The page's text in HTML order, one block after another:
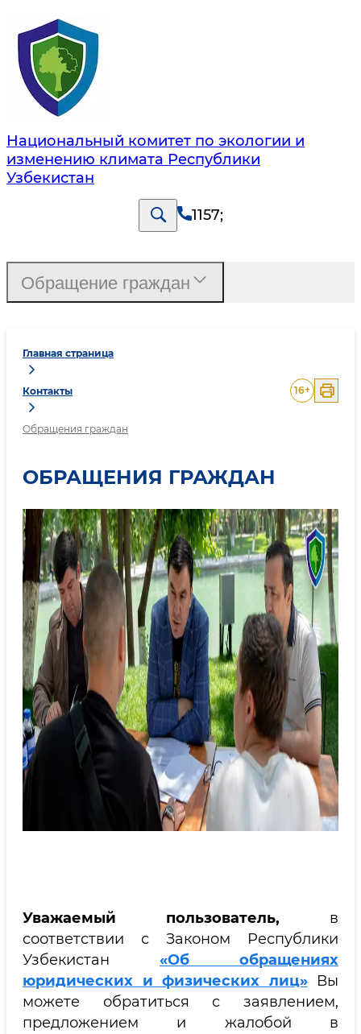
Национальный комитет по экологии и
изменению климата Республики
Узбекистан
1157;
Главная страница
Контакты
Обращения граждан
16+
ОБРАЩЕНИЯ ГРАЖДАН
Уважаемый пользователь, в
соответствии с Законом Республики
Узбекистан «Об обращениях
юридических и физических лиц»Вы
можете обратиться с заявлением,
предложением и жалобой в
Обращение граждан